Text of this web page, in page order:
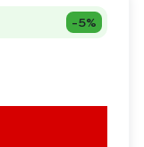
-5%